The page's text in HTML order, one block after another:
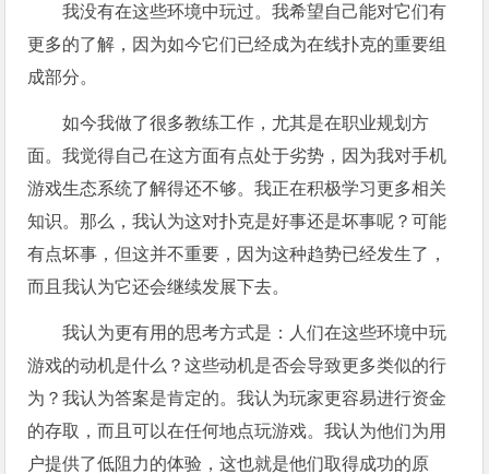
我没有在这些环境中玩过。我希望自己能对它们有
更多的了解，因为如今它们已经成为在线扑克的重要组
成部分。
如今我做了很多教练工作，尤其是在职业规划方
面。我觉得自己在这方面有点处于劣势，因为我对手机
游戏生态系统了解得还不够。我正在积极学习更多相关
知识。那么，我认为这对扑克是好事还是坏事呢？可能
有点坏事，但这并不重要，因为这种趋势已经发生了，
而且我认为它还会继续发展下去。
我认为更有用的思考方式是：人们在这些环境中玩
游戏的动机是什么？这些动机是否会导致更多类似的行
为？我认为答案是肯定的。我认为玩家更容易进行资金
的存取，而且可以在任何地点玩游戏。我认为他们为用
户提供了低阻力的体验，这也就是他们取得成功的原